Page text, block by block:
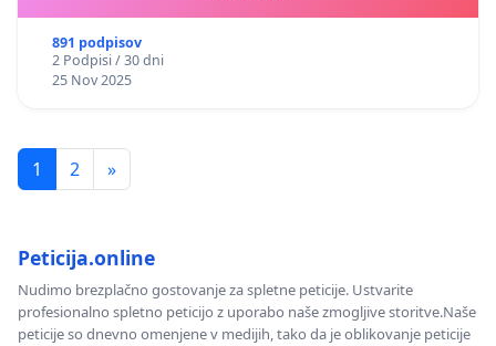
891 podpisov
2 Podpisi / 30 dni
25 Nov 2025
1 2 »
Peticija.online
Nudimo brezplačno gostovanje za spletne peticije. Ustvarite
profesionalno spletno peticijo z uporabo naše zmogljive storitve.Naše
peticije so dnevno omenjene v medijih, tako da je oblikovanje peticije